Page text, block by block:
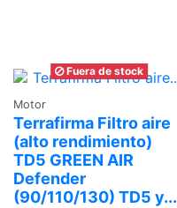
Fuera de stock
Motor
Terrafirma Filtro aire
(alto rendimiento)
TD5 GREEN AIR
Defender
(90/110/130) TD5 y...